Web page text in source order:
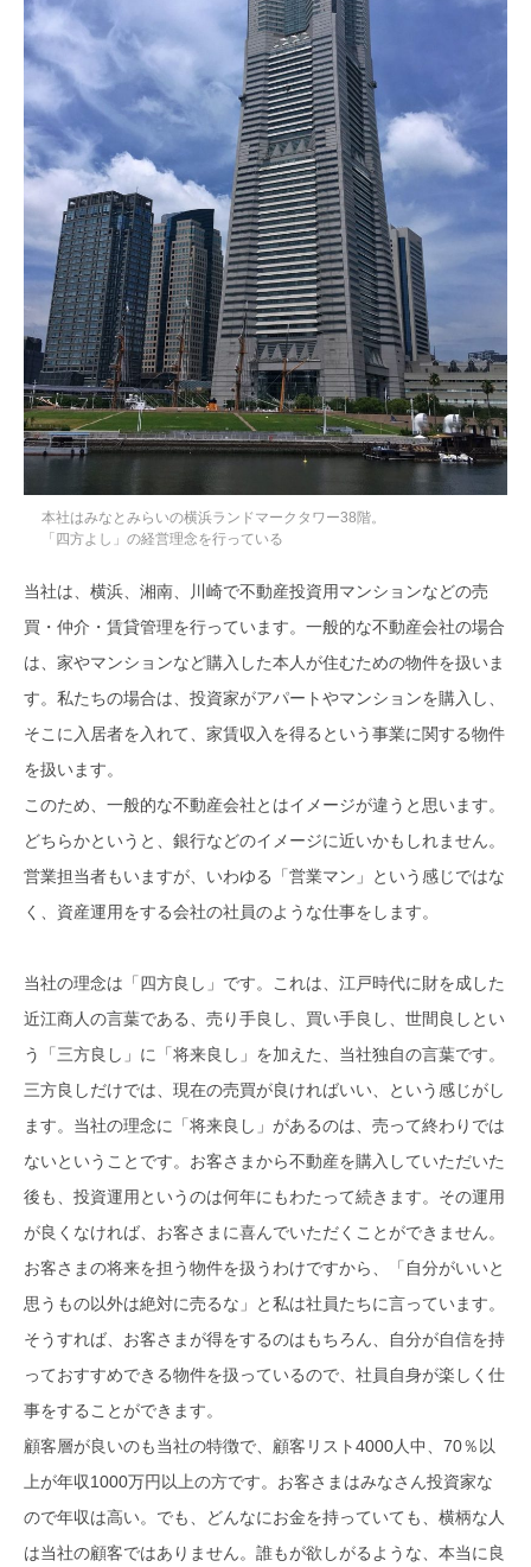
本社はみなとみらいの横浜ランドマークタワー38階。
「四方よし」の経営理念を行っている
当社は、横浜、湘南、川崎で不動産投資用マンションなどの売
買・仲介・賃貸管理を行っています。一般的な不動産会社の場合
は、家やマンションなど購入した本人が住むための物件を扱いま
す。私たちの場合は、投資家がアパートやマンションを購入し、
そこに入居者を入れて、家賃収入を得るという事業に関する物件
を扱います。
このため、一般的な不動産会社とはイメージが違うと思います。
どちらかというと、銀行などのイメージに近いかもしれません。
営業担当者もいますが、いわゆる「営業マン」という感じではな
く、資産運用をする会社の社員のような仕事をします。
当社の理念は「四方良し」です。これは、江戸時代に財を成した
近江商人の言葉である、売り手良し、買い手良し、世間良しとい
う「三方良し」に「将来良し」を加えた、当社独自の言葉です。
三方良しだけでは、現在の売買が良ければいい、という感じがし
ます。当社の理念に「将来良し」があるのは、売って終わりでは
ないということです。お客さまから不動産を購入していただいた
後も、投資運用というのは何年にもわたって続きます。その運用
が良くなければ、お客さまに喜んでいただくことができません。
お客さまの将来を担う物件を扱うわけですから、「自分がいいと
思うもの以外は絶対に売るな」と私は社員たちに言っています。
そうすれば、お客さまが得をするのはもちろん、自分が自信を持
っておすすめできる物件を扱っているので、社員自身が楽しく仕
事をすることができます。
顧客層が良いのも当社の特徴で、顧客リスト4000人中、70％以
上が年収1000万円以上の方です。お客さまはみなさん投資家な
ので年収は高い。でも、どんなにお金を持っていても、横柄な人
は当社の顧客ではありません。誰もが欲しがるような、本当に良